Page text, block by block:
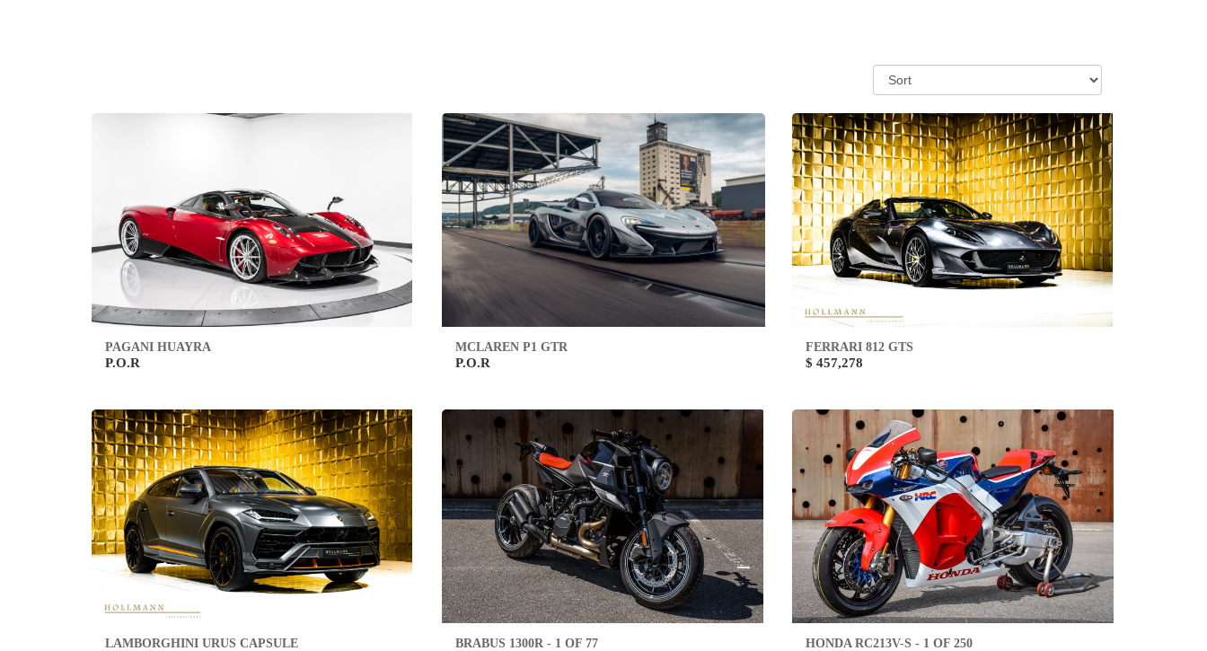
PAGANI HUAYRA
P.O.R
MCLAREN P1 GTR
P.O.R
FERRARI 812 GTS
$ 457,278
LAMBORGHINI URUS CAPSULE BRABUS 1300R - 1 OF 77 HONDA RC213V-S - 1 OF 250